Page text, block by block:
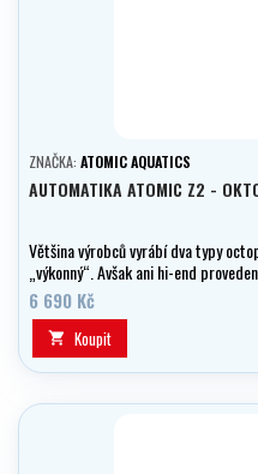
ZNAČKA: ATOMIC AQUATICS
AUTOMATIKA ATOMIC Z2 -
Většina výrobců vyrábí dva typy
„výkonný“. Avšak ani hi-end
stupňů se zdaleka nepřibližuje
Aquatics.
6 690 Kč
 Koupit